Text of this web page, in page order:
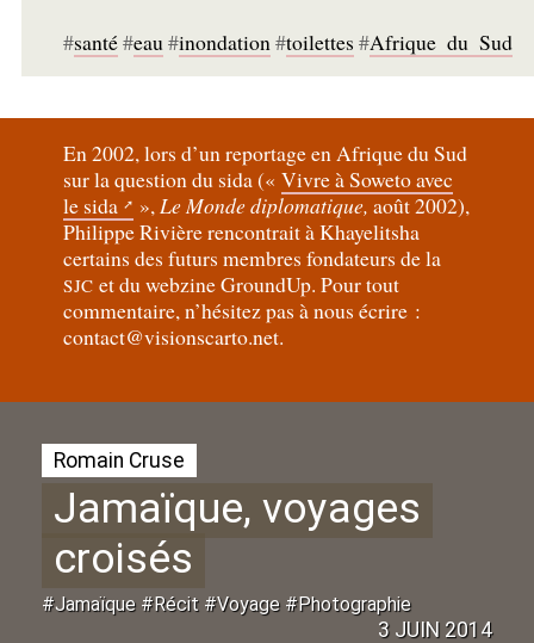
#santé#eau#inondation#toilettes #Afrique_ du_ Sud
En 2002, lors d’un reportage en Afrique du Sud
sur la question du sida (« Vivre à Soweto avec
le sida
», Le Monde diplomatique, août 2002),
Philippe Rivière rencontrait à Khayelitsha
certains des futurs membres fondateurs de la
SJC et du webzine GroundUp. Pour tout
commentaire, n’hésitez pas à nous écrire :
contact@visionscarto.net.
Romain Cruse
Jamaïque, voyages
croisés
#Jamaïque #Récit #Voyage #Photographie
3 JUIN 2014